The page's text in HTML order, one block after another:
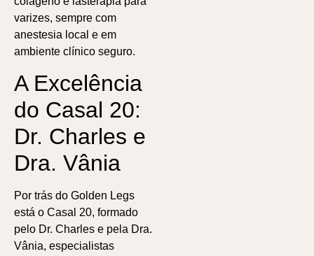
varizes, sempre com
anestesia local e em
ambiente clínico seguro.
A Excelência
do Casal 20:
Dr. Charles e
Dra. Vânia
Por trás do Golden Legs
está o Casal 20, formado
pelo Dr. Charles e pela Dra.
Vânia, especialistas